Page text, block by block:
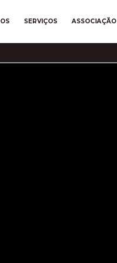
SERVIÇOS ASSOCIAÇÃO